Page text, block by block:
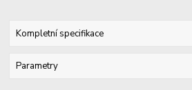
Kompletní specifikace
Parametry